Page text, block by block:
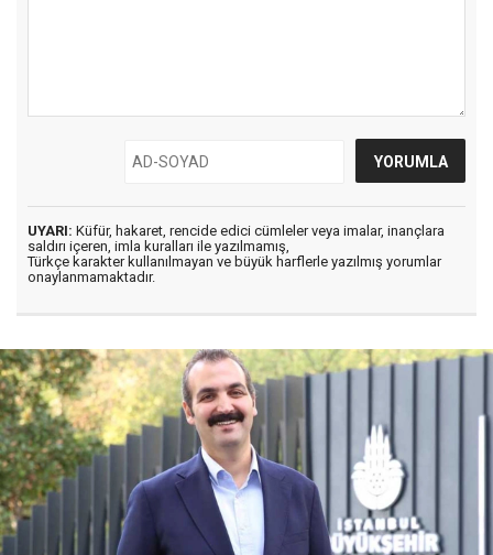
UYARI: Küfür, hakaret, rencide edici cümleler veya imalar, inançlara
saldırı içeren, imla kuralları ile yazılmamış,
Türkçe karakter kullanılmayan ve büyük harflerle yazılmış yorumlar
onaylanmamaktadır.